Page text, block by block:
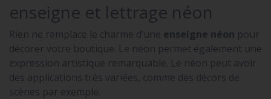
enseigne et lettrage néon
Rien ne remplace le charme d’une enseigne néon pour
décorer votre boutique. Le néon permet également une
expression artistique remarquable. Le néon peut avoir
des applications très variées, comme des décors de
scènes par exemple.